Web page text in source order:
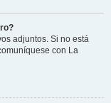
adjuntos. Si no está
con La